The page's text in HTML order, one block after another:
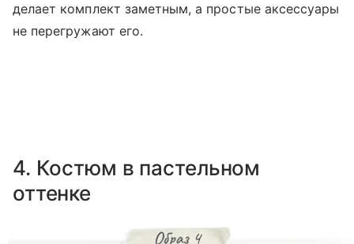
делает комплект заметным, а простые аксессуары
не перегружают его.
4. Костюм в пастельном
оттенке